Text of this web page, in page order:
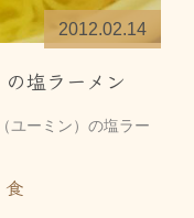
2012.02.14
塩ラーメン
ユーミン）の塩ラー
食